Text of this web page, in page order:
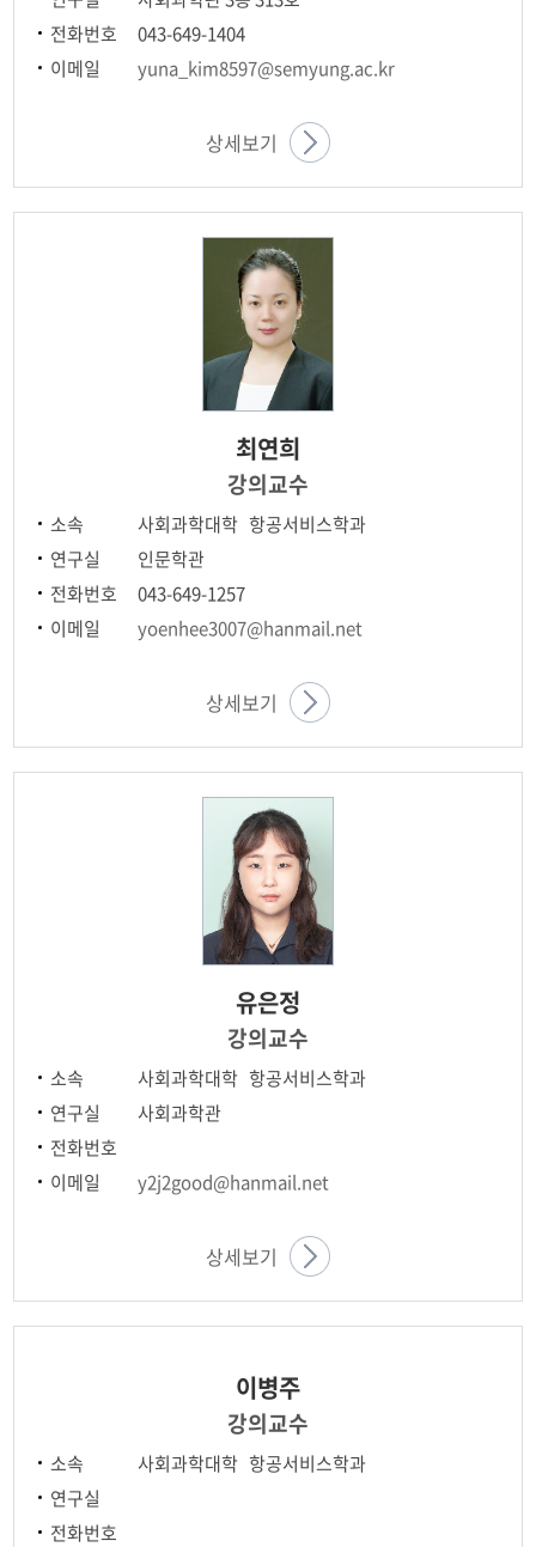
전화번호
043-649-1404
이메일
yuna_kim8597@semyung.ac.kr
상세보기
최연희
강의교수
소속
사회과학대학 항공서비스학과
연구실
인문학관
전화번호
043-649-1257
이메일
yoenhee3007@hanmail.net
상세보기
유은정
강의교수
소속
사회과학대학 항공서비스학과
연구실
사회과학관
전화번호
이메일
y2j2good@hanmail.net
상세보기
이병주
강의교수
소속
사회과학대학 항공서비스학과
연구실
전화번호